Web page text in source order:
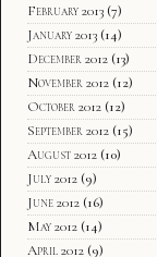
February 2013 (7)
January 2013 (14)
December 2012 (13)
November 2012 (12)
October 2012 (12)
September 2012 (15)
August 2012 (10)
July 2012 (9)
June 2012 (16)
May 2012 (14)
April 2012 (9)